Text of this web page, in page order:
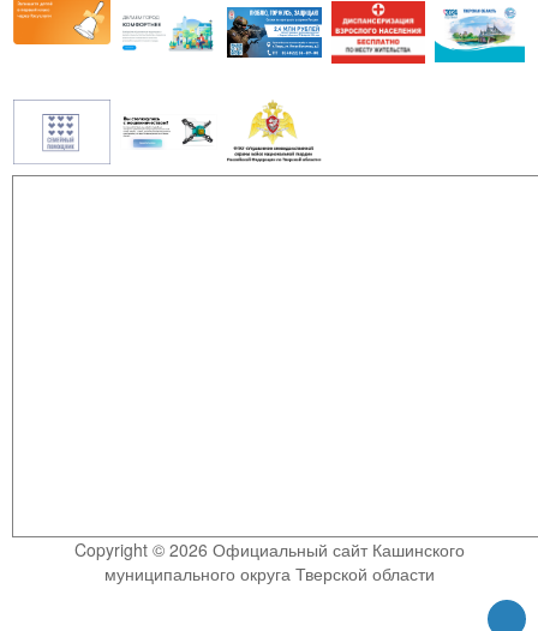
Copyright © 2026 Официальный сайт Кашинского
муниципального округа Тверской области